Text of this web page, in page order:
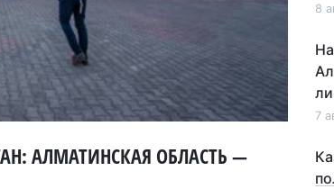
АЛМАТИНСКАЯ ОБЛАСТЬ —
8
7